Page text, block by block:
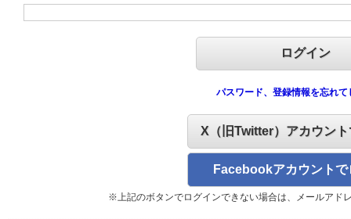
パスワード、登録情報を忘れて
X（旧Twitter）アカウン
Facebookアカウントで
※上記のボタンでログインできない場合は、メールアド